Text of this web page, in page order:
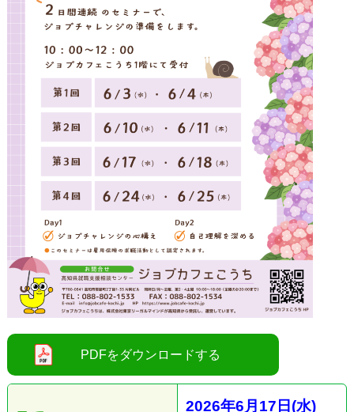
2026年6月17 日(水)